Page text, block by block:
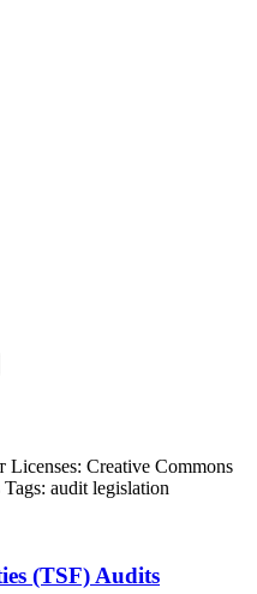
Licenses: Creative Commons
Tags: audit legislation
(TSF) Audits